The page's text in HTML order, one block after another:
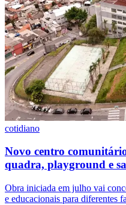
Fluminense
cotidiano
Novo centro
quadra, playground e
Obra iniciada em julho vai
e educacionais para diferentes